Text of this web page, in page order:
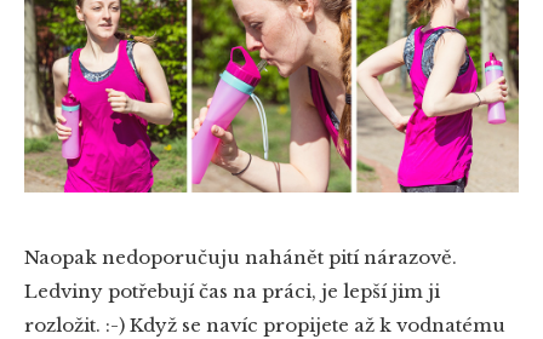
Naopak nedoporučuju nahánět pití nárazově.
Ledviny potřebují čas na práci, je lepší jim ji
rozložit. :-) Když se navíc propijete až k vodnatému